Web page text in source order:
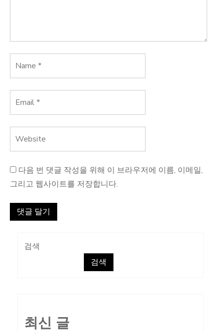
다음 번 댓글 작성을 위해 이 브라우저에 이름, 이메일,
그리고 웹사이트를 저장합니다.
검색
검색
최신 글